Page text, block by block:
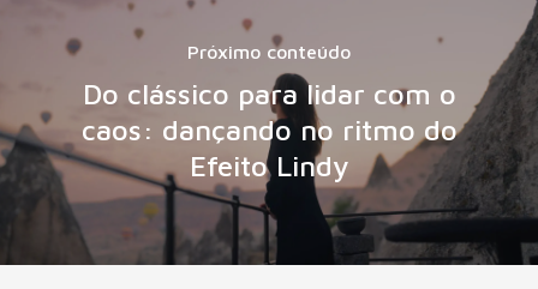
Próximo conteúdo
Do clássico para lidar com o
caos: dançando no ritmo do
Efeito Lindy